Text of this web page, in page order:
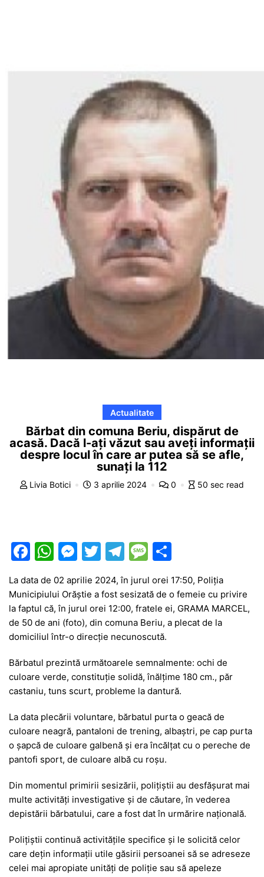
Actualitate
Bărbat din comuna Beriu, dispărut de
acasă. Dacă l-ați văzut sau aveți informații
despre locul în care ar putea să se afle,
sunați la 112
Livia Botici 3 aprilie 2024 0 50 sec read
F
c
e
b
o
o
k
W
at
s
A
p
p
M
e
s
s
e
n
g
er
T
itt
er
T
el
e
gr
a
m
M
s
s
a
g
e
ta
je
a
ă
La data de 02 aprilie 2024, în jurul orei 17:50, Poliția
Municipiului Orăștie a fost sesizată de o femeie cu privire
la faptul că, în jurul orei 12:00, fratele ei, GRAMA MARCEL,
de 50 de ani (foto), din comuna Beriu, a plecat de la
domiciliul într-o direcție necunoscută.
Bărbatul prezintă următoarele semnalmente: ochi de
culoare verde, constituție solidă, înălțime 180 cm., păr
castaniu, tuns scurt, probleme la dantură.
La data plecării voluntare, bărbatul purta o geacă de
culoare neagră, pantaloni de trening, albaștri, pe cap purta
o șapcă de culoare galbenă și era încălțat cu o pereche de
pantofi sport, de culoare albă cu roșu.
Din momentul primirii sesizării, polițiștii au desfășurat mai
multe activități investigative și de căutare, în vederea
depistării bărbatului, care a fost dat în urmărire națională.
Polițiștii continuă activitățile specifice și le solicită celor
care dețin informații utile găsirii persoanei să se adreseze
celei mai apropiate unități de poliție sau să apeleze